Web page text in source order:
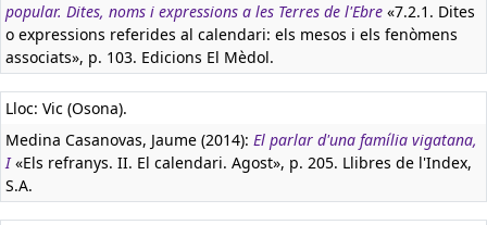
popular. Dites, noms i expressions a les Terres de l'Ebre «7.2.1. Dites
o expressions referides al calendari: els mesos i els fenòmens
associats», p. 103. Edicions El Mèdol.
Lloc: Vic (Osona).
Medina Casanovas, Jaume (2014): El parlar d'una família vigatana,
I«Els refranys. II. El calendari. Agost», p. 205. Llibres de l'Index,
S.A.